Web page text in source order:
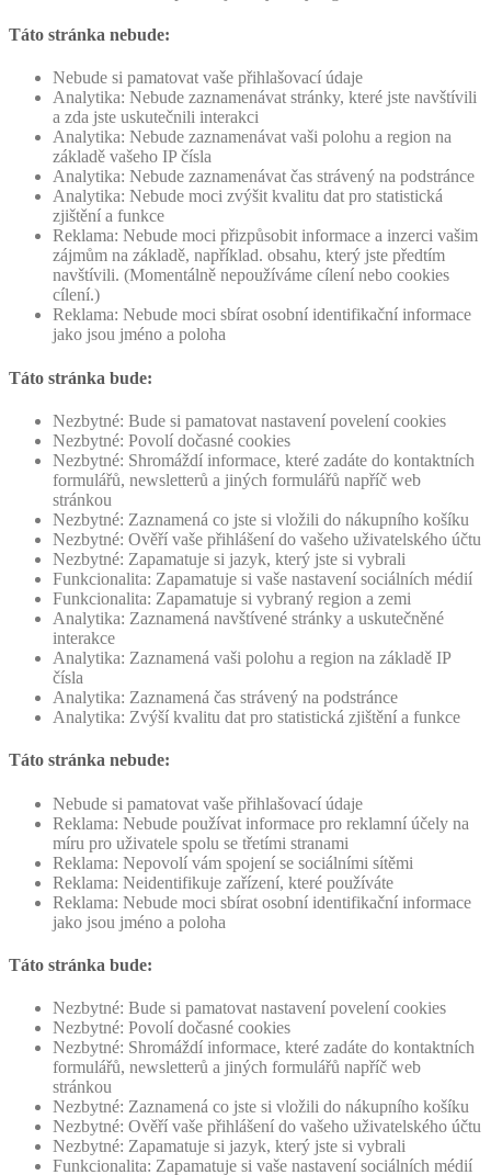
Táto stránka nebude:
Nebude si pamatovat vaše přihlašovací údaje
Analytika: Nebude zaznamenávat stránky, které jste navštívili
a zda jste uskutečnili interakci
Analytika: Nebude zaznamenávat vaši polohu a region na
základě vašeho IP čísla
Analytika: Nebude zaznamenávat čas strávený na podstránce
Analytika: Nebude moci zvýšit kvalitu dat pro statistická
zjištění a funkce
Reklama: Nebude moci přizpůsobit informace a inzerci vašim
zájmům na základě, například. obsahu, který jste předtím
navštívili. (Momentálně nepoužíváme cílení nebo cookies
cílení.)
Reklama: Nebude moci sbírat osobní identifikační informace
jako jsou jméno a poloha
Táto stránka bude:
Nezbytné: Bude si pamatovat nastavení povelení cookies
Nezbytné: Povolí dočasné cookies
Nezbytné: Shromáždí informace, které zadáte do kontaktních
formulářů, newsletterů a jiných formulářů napříč web
stránkou
Nezbytné: Zaznamená co jste si vložili do nákupního košíku
Nezbytné: Ověří vaše přihlášení do vašeho uživatelského účtu
Nezbytné: Zapamatuje si jazyk, který jste si vybrali
Funkcionalita: Zapamatuje si vaše nastavení sociálních médií
Funkcionalita: Zapamatuje si vybraný region a zemi
Analytika: Zaznamená navštívené stránky a uskutečněné
interakce
Analytika: Zaznamená vaši polohu a region na základě IP
čísla
Analytika: Zaznamená čas strávený na podstránce
Analytika: Zvýší kvalitu dat pro statistická zjištění a funkce
Táto stránka nebude:
Nebude si pamatovat vaše přihlašovací údaje
Reklama: Nebude používat informace pro reklamní účely na
míru pro uživatele spolu se třetími stranami
Reklama: Nepovolí vám spojení se sociálními sítěmi
Reklama: Neidentifikuje zařízení, které používáte
Reklama: Nebude moci sbírat osobní identifikační informace
jako jsou jméno a poloha
Táto stránka bude:
Nezbytné: Bude si pamatovat nastavení povelení cookies
Nezbytné: Povolí dočasné cookies
Nezbytné: Shromáždí informace, které zadáte do kontaktních
formulářů, newsletterů a jiných formulářů napříč web
stránkou
Nezbytné: Zaznamená co jste si vložili do nákupního košíku
Nezbytné: Ověří vaše přihlášení do vašeho uživatelského účtu
Nezbytné: Zapamatuje si jazyk, který jste si vybrali
Funkcionalita: Zapamatuje si vaše nastavení sociálních médií